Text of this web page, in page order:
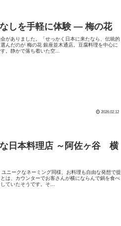
しを手軽に体験 ― 梅の花
がありました。「せっかく日本に来たなら、伝統的
んだのが 梅の花 銀座並木通店。豆腐料理を中心に
。静かで落ち着いた空...
2026.02.12
日本料理店 ～阿佐ヶ谷 横
ニークなネーミング同様、お料理も自由な発想で提
は、カウンターでお客さんが横にならんで鍋を食べ
ていたそうです。そ...